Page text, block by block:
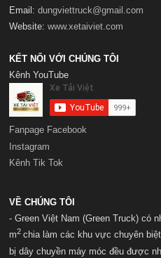
Email:dungviettruck@gmail.com
Website:www.xetaiviet.com
KẾT NỐI VỚI CHÚNG TÔI
Kênh YouTube
Fanpage Facebook
Instagram
Kênh Tik Tok
VỀ CHÚNG TÔI
- Green Việt Nam (Green Truck) có
m2 chia làm các khu vực chuyên
bị dây chuyền máy móc đều được